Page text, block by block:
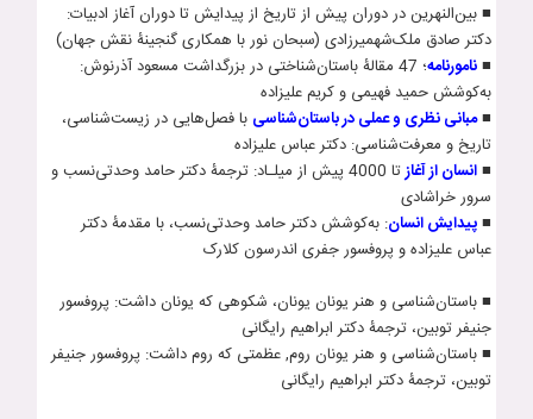
■ بين‌النهرين در دوران پيش از تاريخ از پيدايش تا دوران آغاز ادبيات:
دکتر صادق ملک‌شهميرزادی (سبحان نور با همکاری گنجینۀ نقش جهان)
■نامورنامه
؛ 47 مقالۀ باستان‌شناختی در بزرگداشت مسعود آذرنوش:
به‌کوشش حميد فهيمی و کريم عليزاده
■مبانی نظری و عملی در باستان‌شناسیبا فصل‌هايی در زيست‌شناسی،
تاريخ و معرفت‌شناسی: دکتر عباس عليزاده
■انسان از آغاز
تا 4000 پیش از میلـاد: ترجمۀ دکتر حامد وحدتی‌نسب و
سرور خراشادی
■پيدايش انسان: به‌کوشش دکتر حامد وحدتی‌نسب، با مقدمۀ دکتر
عباس عليزاده و پروفسور جفری اندرسون کلارک
■ باستان­‌شناسی و هنر یونان یونان، شکوهی که یونان داشت: پروفسور
جنیفر توبین، ترجمۀ دکتر ابراهیم رایگانی
■ باستان­‌شناسی و هنر یونان روم, عظمتی که روم داشت: پروفسور جنیفر
توبین، ترجمۀ دکتر ابراهیم رایگانی